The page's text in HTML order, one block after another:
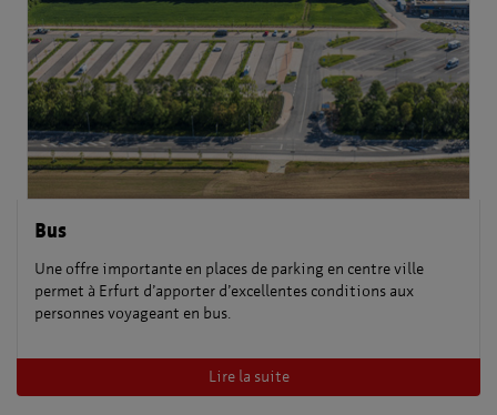
Bus
Une offre importante en places de parking en centre ville
permet à Erfurt d’apporter d’excellentes conditions aux
personnes voyageant en bus.
Lire la suite